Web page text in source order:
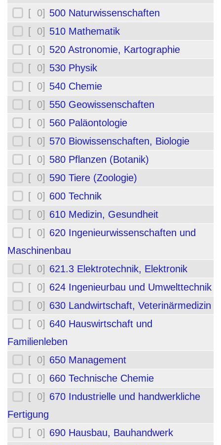
[ 0] 500 Naturwissenschaften
[ 0] 510 Mathematik
[ 0] 520 Astronomie, Kartographie
[ 0] 530 Physik
[ 0] 540 Chemie
[ 0] 550 Geowissenschaften
[ 0] 560 Paläontologie
[ 0] 570 Biowissenschaften, Biologie
[ 0] 580 Pflanzen (Botanik)
[ 0] 590 Tiere (Zoologie)
[ 0] 600 Technik
[ 0] 610 Medizin, Gesundheit
[ 0] 620 Ingenieurwissenschaften und
Maschinenbau
[ 0] 621.3 Elektrotechnik, Elektronik
[ 0] 624 Ingenieurbau und Umwelttechnik
[ 0] 630 Landwirtschaft, Veterinärmedizin
[ 0] 640 Hauswirtschaft und
Familienleben
[ 0] 650 Management
[ 0] 660 Technische Chemie
[ 0] 670 Industrielle und handwerkliche
Fertigung
[ 0] 690 Hausbau, Bauhandwerk